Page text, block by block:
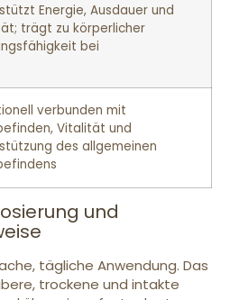
Energie, Ausdauer und
trägt zu körperlicher
bei
verbunden mit
Vitalität und
des allgemeinen
und
tägliche Anwendung. Das
trockene und intakte